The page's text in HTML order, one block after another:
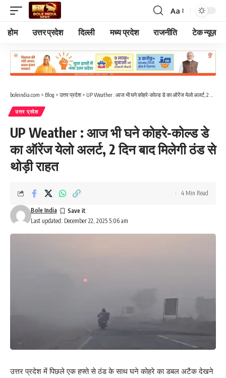
Font
Resizer
Aa
होम उत्तर प्रदेश दिल्ली मध्य प्रदेश राजनीति टेक न्यूज़
boleindia.com > Blog > उत्तर प्रदेश> UP Weather : आज भी घने कोहरे-कोल्ड डे का ऑरेंज येलो अलर्ट, 2 दिन बाद मिलेगी ठंड से थोड़ी राहत
उत्तर प्रदेश
UP Weather : आज भी घने कोहरे-कोल्ड डे
का ऑरेंज येलो अलर्ट, 2 दिन बाद मिलेगी ठंड से
थोड़ी राहत
Last updated: December 22, 2025 5:06 am
Bole India
4 Min Read
उत्तर प्रदेश में पिछले एक हफ्ते से ठंड के साथ घने कोहरे का डबल अटैक देखने